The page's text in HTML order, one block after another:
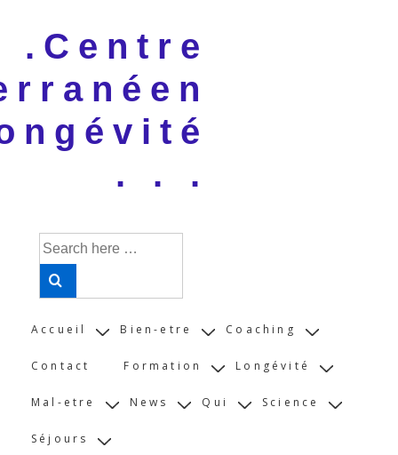
Main
.Centre
. . .
Search
for:
Main
Accueil Bien-etre Coaching
Contact Formation Longévité
Mal-etre News Qui Science
Séjours